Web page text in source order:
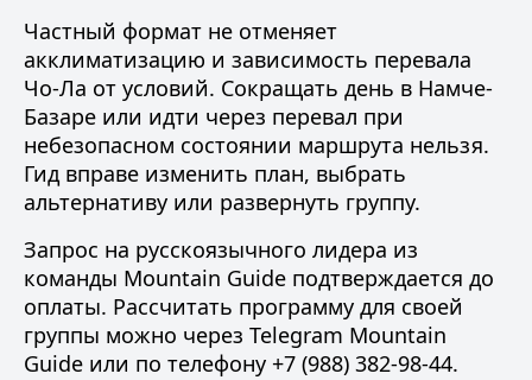
Частный формат не отменяет
акклиматизацию и зависимость перевала
Чо-Ла от условий. Сокращать день в Намче-
Базаре или идти через перевал при
небезопасном состоянии маршрута нельзя.
Гид вправе изменить план, выбрать
альтернативу или развернуть группу.
Запрос на русскоязычного лидера из
команды Mountain Guide подтверждается до
оплаты. Рассчитать программу для своей
группы можно через Telegram Mountain
Guide или по телефону +7 (988) 382-98-44.